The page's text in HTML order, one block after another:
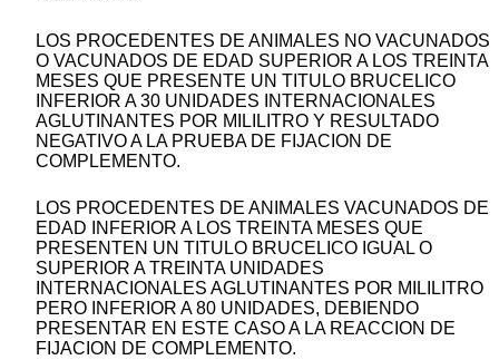
LOS PROCEDENTES DE ANIMALES NO VACUNADOS
O VACUNADOS DE EDAD SUPERIOR A LOS TREINTA
MESES QUE PRESENTE UN TITULO BRUCELICO
INFERIOR A 30 UNIDADES INTERNACIONALES
AGLUTINANTES POR MILILITRO Y RESULTADO
NEGATIVO A LA PRUEBA DE FIJACION DE
COMPLEMENTO.
LOS PROCEDENTES DE ANIMALES VACUNADOS DE
EDAD INFERIOR A LOS TREINTA MESES QUE
PRESENTEN UN TITULO BRUCELICO IGUAL O
SUPERIOR A TREINTA UNIDADES
INTERNACIONALES AGLUTINANTES POR MILILITRO
PERO INFERIOR A 80 UNIDADES, DEBIENDO
PRESENTAR EN ESTE CASO A LA REACCION DE
FIJACION DE COMPLEMENTO.